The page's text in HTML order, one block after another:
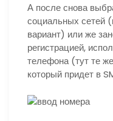
А после снова
социальных сетей
вариант) или же
регистрацией,
телефона (тут те
который придет в